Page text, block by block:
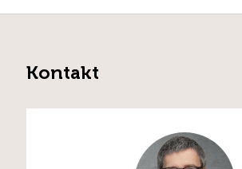
Kontakt